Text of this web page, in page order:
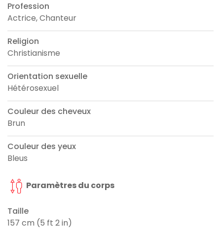
Profession
Actrice, Chanteur
Religion
Christianisme
Orientation sexuelle
Hétérosexuel
Couleur des cheveux
Brun
Couleur des yeux
Bleus
Paramètres du corps
Taille
157 cm (5 ft 2 in)